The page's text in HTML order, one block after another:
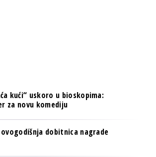
kući“ uskoro u bioskopima:
za novu komediju
ovogodišnja dobitnica nagrade